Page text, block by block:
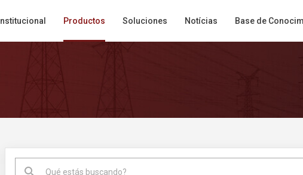
Institucional Productos Soluciones Notícias Base de
search